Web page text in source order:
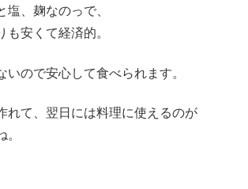
塩、麹なのっで、
も安くて経済的。
いので安心して食べられます。
れて、翌日には料理に使えるのが
。